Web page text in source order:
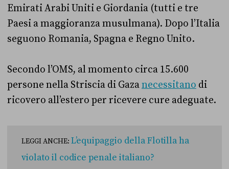
Emirati Arabi Uniti e Giordania (tutti e tre
Paesi a maggioranza musulmana). Dopo l’Italia
seguono Romania, Spagna e Regno Unito.
Secondo l’OMS, al momento circa 15.600
persone nella Striscia di Gazanecessitano di
ricovero all’estero per ricevere cure adeguate.
LEGGI ANCHE: L’equipaggio della Flotilla ha
violato il codice penale italiano?